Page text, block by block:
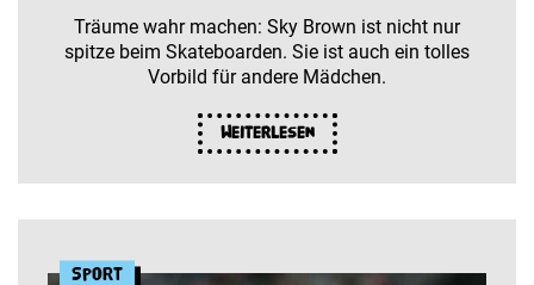
Träume wahr machen: Sky Brown ist nicht nur
spitze beim Skateboarden. Sie ist auch ein tolles
Vorbild für andere Mädchen.
Weiterlesen
Sport